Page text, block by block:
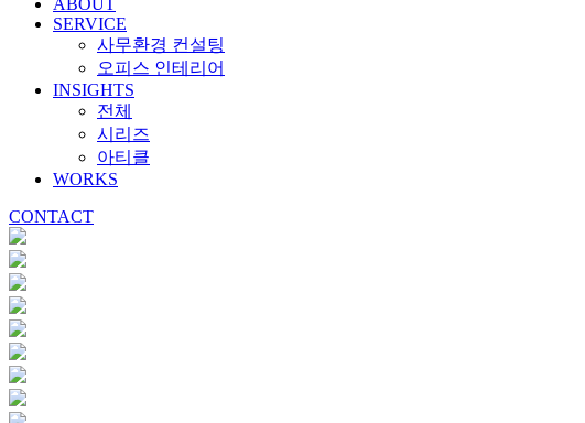
SERVICE
사무환경 컨설팅
오피스 인테리어
INSIGHTS
전체
시리즈
아티클
WORKS
CONTACT